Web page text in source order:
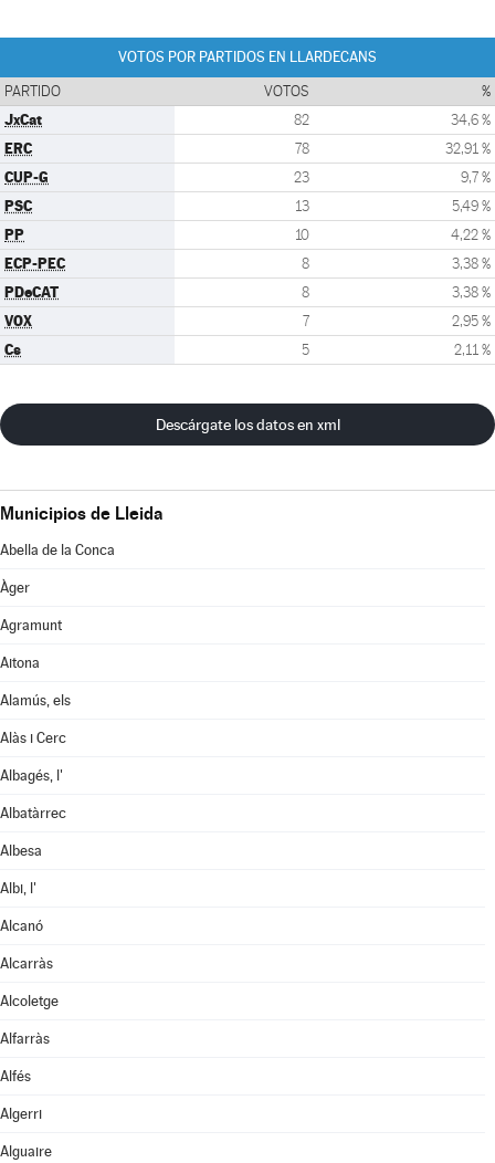
VOTOS POR PARTIDOS EN LLARDECANS
PARTIDO VOTOS %
JxCat 82 34,6 %
ERC 78 32,91 %
CUP-G 23 9,7 %
PSC 13 5,49 %
PP 10 4,22 %
ECP-PEC 8 3,38 %
PDeCAT 8 3,38 %
VOX 7 2,95 %
Cs 5 2,11 %
Descárgate los datos en xml
Municipios de Lleida
Abella de la Conca
Àger
Agramunt
Aitona
Alamús, els
Alàs i Cerc
Albagés, l'
Albatàrrec
Albesa
Albi, l'
Alcanó
Alcarràs
Alcoletge
Alfarràs
Alfés
Algerri
Alguaire